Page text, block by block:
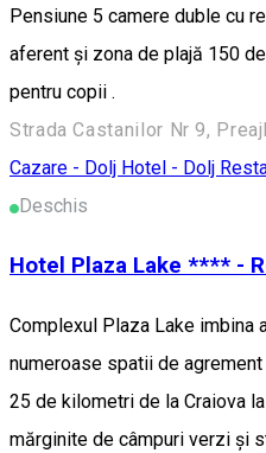
Pensiune 5 camere duble cu
aferent și zona de plajă 150
pentru copii .
Strada Castanilor Nr 9,
Cazare - Dolj Hotel - Dolj
Deschis
Hotel Plaza Lake **** -
Complexul Plaza Lake imbina
numeroase spatii de
25 de kilometri de la Craiova
mărginite de câmpuri verzi și